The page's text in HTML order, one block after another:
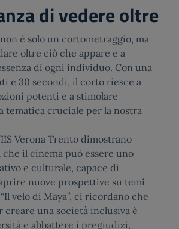
di vedere oltre
non è solo un cortometraggio, ma
oltre ciò che appare e a
di ogni individuo. Con una
e 30 secondi, il corto riesce a
potenti e a stimolare
tematica cruciale per la nostra
Verona Trento dimostrano
che il cinema può essere uno
e culturale, capace di
nuove prospettive su temi
velo di Maya”, ci ricordano che
creare una società inclusiva è
e abbattere i pregiudizi,